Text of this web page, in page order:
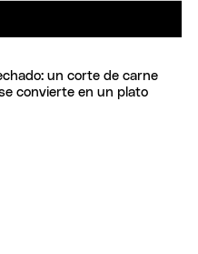
un corte de carne
convierte en un plato